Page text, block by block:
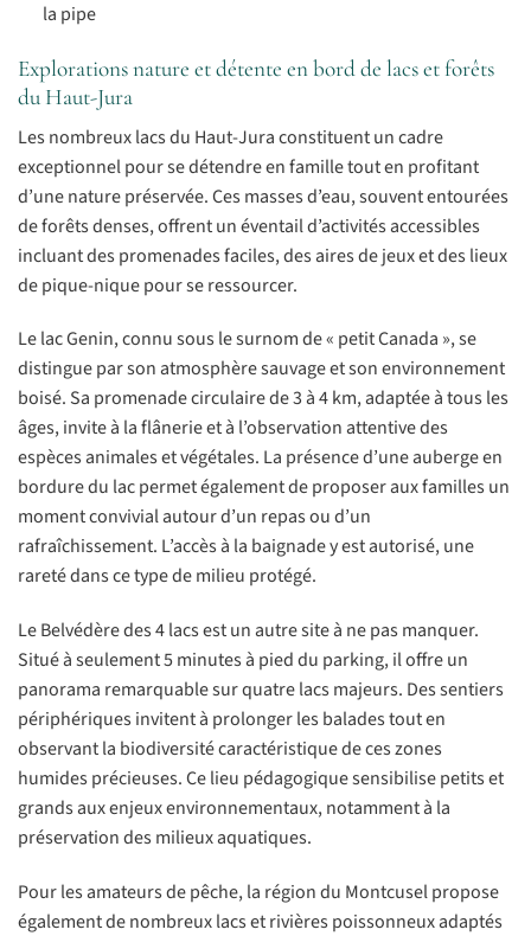
la pipe
Explorations nature et détente en bord de lacs et forêts
du Haut-Jura
Les nombreux lacs du Haut-Jura constituent un cadre
exceptionnel pour se détendre en famille tout en profitant
d’une nature préservée. Ces masses d’eau, souvent entourées
de forêts denses, offrent un éventail d’activités accessibles
incluant des promenades faciles, des aires de jeux et des lieux
de pique-nique pour se ressourcer.
Le lac Genin, connu sous le surnom de « petit Canada », se
distingue par son atmosphère sauvage et son environnement
boisé. Sa promenade circulaire de 3 à 4 km, adaptée à tous les
âges, invite à la flânerie et à l’observation attentive des
espèces animales et végétales. La présence d’une auberge en
bordure du lac permet également de proposer aux familles un
moment convivial autour d’un repas ou d’un
rafraîchissement. L’accès à la baignade y est autorisé, une
rareté dans ce type de milieu protégé.
Le Belvédère des 4 lacs est un autre site à ne pas manquer.
Situé à seulement 5 minutes à pied du parking, il offre un
panorama remarquable sur quatre lacs majeurs. Des sentiers
périphériques invitent à prolonger les balades tout en
observant la biodiversité caractéristique de ces zones
humides précieuses. Ce lieu pédagogique sensibilise petits et
grands aux enjeux environnementaux, notamment à la
préservation des milieux aquatiques.
Pour les amateurs de pêche, la région du Montcusel propose
également de nombreux lacs et rivières poissonneux adaptés